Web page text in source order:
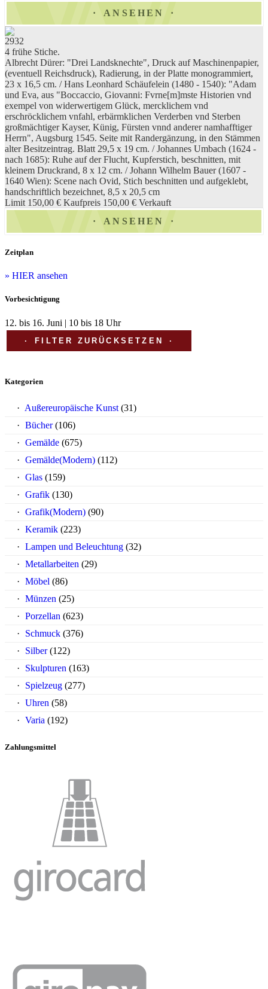
ANSEHEN
2932
4 frühe Stiche.
Albrecht Dürer: "Drei Landsknechte", Druck auf Maschinenpapier,
(eventuell Reichsdruck), Radierung, in der Platte monogrammiert,
23 x 16,5 cm. / Hans Leonhard Schäufelein (1480 - 1540): "Adam
und Eva, aus "Boccaccio, Giovanni: Fvrne[m]mste Historien vnd
exempel von widerwertigem Glück, mercklichem vnd
erschröcklichem vnfahl, erbärmklichen Verderben vnd Sterben
großmächtiger Kayser, Künig, Fürsten vnnd anderer namhafftiger
Herrn", Augsburg 1545. Seite mit Randergänzung, in den Stämmen
alter Besitzeintrag. Blatt 29,5 x 19 cm. / Johannes Umbach (1624 -
nach 1685): Ruhe auf der Flucht, Kupferstich, beschnitten, mit
kleinem Druckrand, 8 x 12 cm. / Johann Wilhelm Bauer (1607 -
1640 Wien): Scene nach Ovid, Stich beschnitten und aufgeklebt,
handschriftlich bezeichnet, 8,5 x 20,5 cm
Limit 150,00 € Kaufpreis 150,00 € Verkauft
ANSEHEN
Zeitplan
» HIER ansehen
Vorbesichtigung
12. bis 16. Juni | 10 bis 18 Uhr
FILTER ZURÜCKSETZEN
Kategorien
Außereuropäische Kunst (31)
Bücher (106)
Gemälde (675)
Gemälde(Modern) (112)
Glas (159)
Grafik (130)
Grafik(Modern) (90)
Keramik (223)
Lampen und Beleuchtung (32)
Metallarbeiten (29)
Möbel (86)
Münzen (25)
Porzellan (623)
Schmuck (376)
Silber (122)
Skulpturen (163)
Spielzeug (277)
Uhren (58)
Varia (192)
Zahlungsmittel